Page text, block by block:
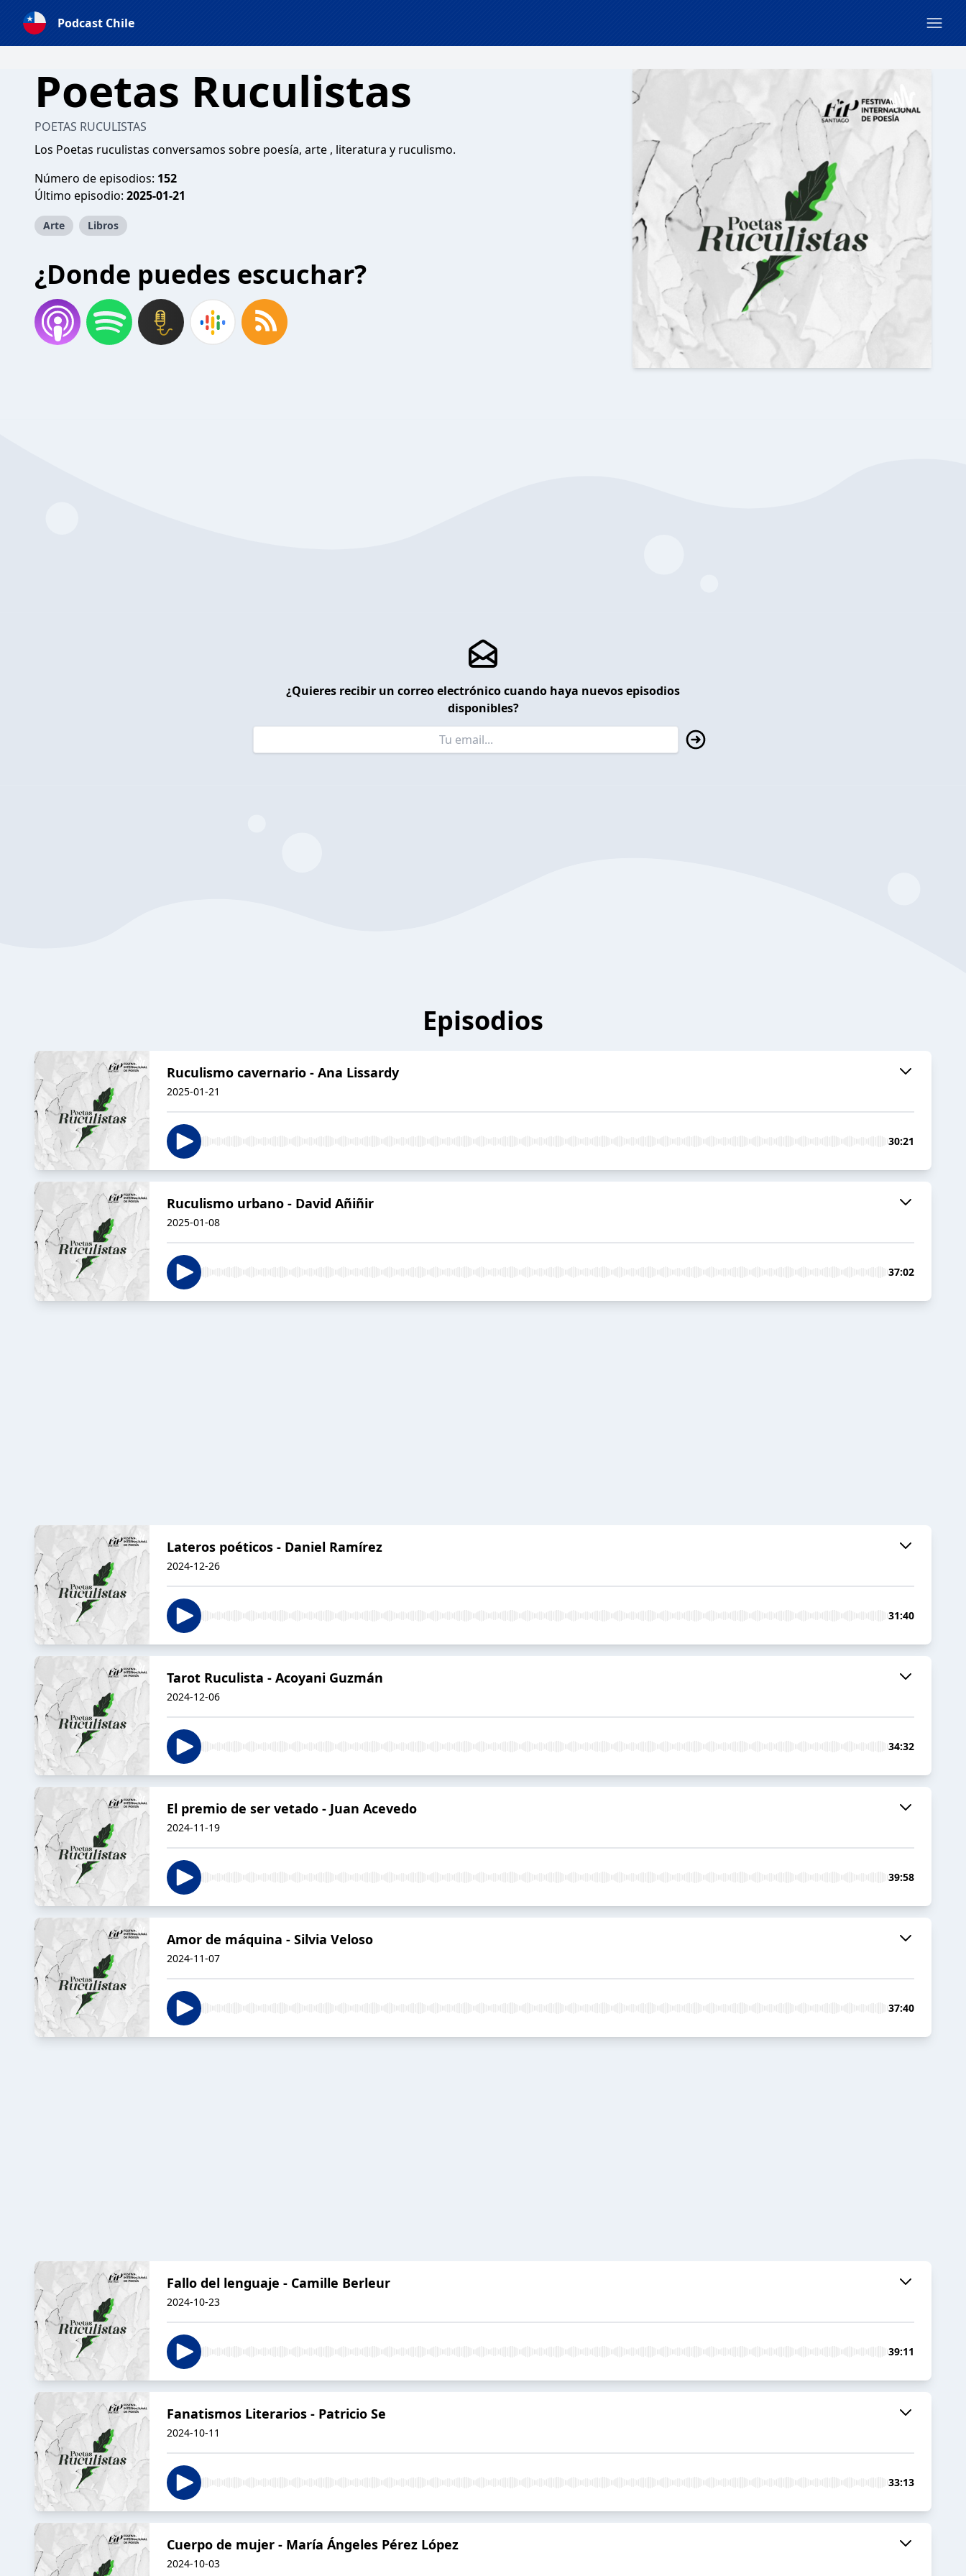
Podcast Chile
Poetas Ruculistas
POETAS RUCULISTAS
Los Poetas ruculistas conversamos sobre poesía, arte , literatura y ruculismo.
Número de episodios: 152
Último episodio: 2025-01-21
Arte Libros
¿Donde puedes escuchar?
¿Quieres recibir un correo electrónico cuando haya nuevos episodios
disponibles?
Episodios
Ruculismo cavernario - Ana Lissardy
2025-01-21
30:21
Ruculismo urbano - David Añiñir
2025-01-08
37:02
Lateros poéticos - Daniel Ramírez
2024-12-26
31:40
Tarot Ruculista - Acoyani Guzmán
2024-12-06
34:32
El premio de ser vetado - Juan Acevedo
2024-11-19
39:58
Amor de máquina - Silvia Veloso
2024-11-07
37:40
Fallo del lenguaje - Camille Berleur
2024-10-23
39:11
Fanatismos Literarios - Patricio Se
2024-10-11
33:13
Cuerpo de mujer - María Ángeles Pérez López
2024-10-03